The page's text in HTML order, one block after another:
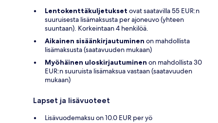
Lentokenttäkuljetukset ovat saatavilla 55 EUR:n
suuruisesta lisämaksusta per ajoneuvo (yhteen
suuntaan). Korkeintaan 4 henkilöä.
Aikainen sisäänkirjautuminen on mahdollista
lisämaksusta (saatavuuden mukaan)
Myöhäinen uloskirjautuminen on mahdollista 30
EUR:n suuruista lisämaksua vastaan (saatavuuden
mukaan)
Lapset ja lisävuoteet
Lisävuodemaksu on 10.0 EUR per yö